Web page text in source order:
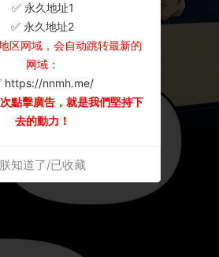
✅ 永久地址1
✅ 永久地址2
区网域，会自动跳转最新的
网域：
https://nnmh.me/
點擊廣告，就是我們堅持下
去的動力！
朕知道了/已收藏